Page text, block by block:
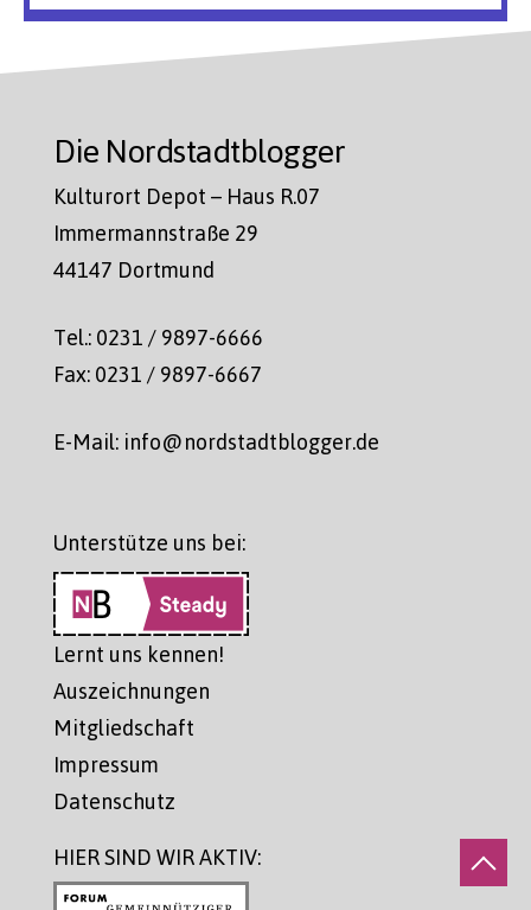
Die Nordstadtblogger
Kulturort Depot – Haus R.07
Immermannstraße 29
44147 Dortmund
Tel.: 0231 / 9897-6666
Fax: 0231 / 9897-6667
E-Mail: info@nordstadtblogger.de
Unterstütze uns bei:
Lernt uns kennen!
Auszeichnungen
Mitgliedschaft
Impressum
Datenschutz
HIER SIND WIR AKTIV: